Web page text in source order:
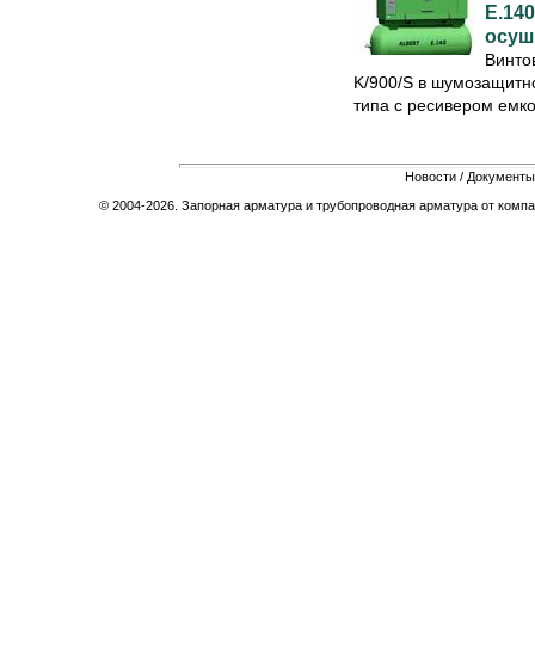
K/900/S в
типа с ресивером
Новости / Документы
© 2004-2026. Запорная арматура и трубопроводная арматура от